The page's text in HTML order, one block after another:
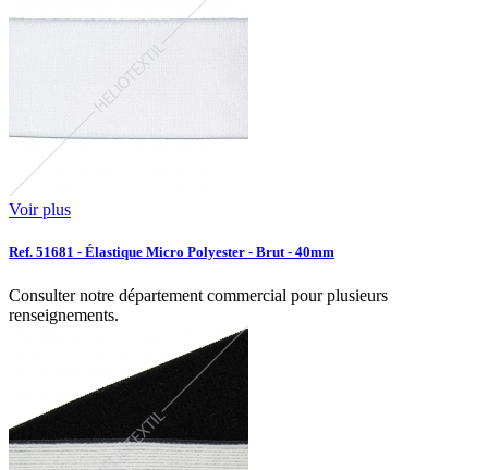
Voir plus
Ref. 51681 - Élastique Micro Polyester - Brut - 40mm
Consulter notre département commercial pour plusieurs
renseignements.